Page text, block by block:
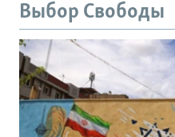
Выбор Свободы